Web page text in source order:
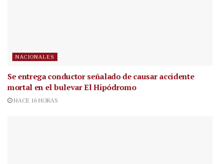
NACIONALES
Se entrega conductor señalado de causar accidente
mortal en el bulevar El Hipódromo
HACE 16 HORAS